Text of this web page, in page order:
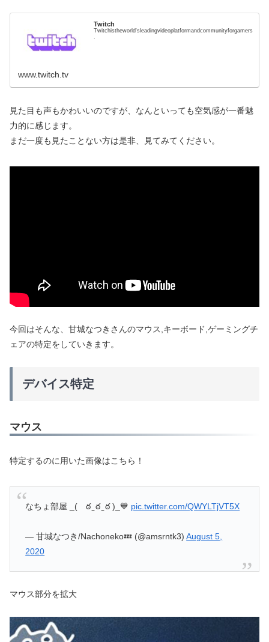
Twitch
Twitchistheworld'sleadingvideoplatformandcommunityforgamers
.
www.twitch.tv
見た目も声もかわいいのですが、なんといっても空気感が一番魅
力的に感じます。
まだ一度も見たことない方は是非、見てみてください。
今回はそんな、甘城なつきさんのマウス,キーボード,ゲーミングチ
ェアの特定をしていきます。
デバイス特定
マウス
特定するのに用いた画像はこちら！
なちょ部屋 _( ఠ ̫ ఠ ̫ ఠ )_💙 pic.twitter.com/QWYLTjVT5X
— 甘城なつき/Nachoneko💤 (@amsrntk3)August 5,
2020
マウス部分を拡大